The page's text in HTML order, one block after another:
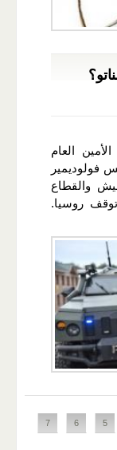
العام
فولوديمير
والقطاع
روسيا.
5
6
7